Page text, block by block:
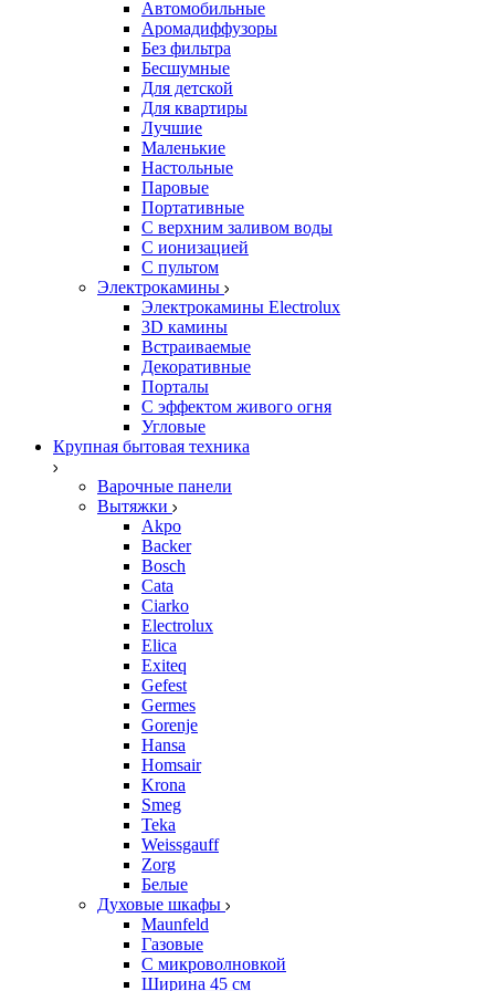
Автомобильные
Аромадиффузоры
Без фильтра
Бесшумные
Для детской
Для квартиры
Лучшие
Маленькие
Настольные
Паровые
Портативные
С верхним заливом воды
С ионизацией
С пультом
Электрокамины
Электрокамины Electrolux
3D камины
Встраиваемые
Декоративные
Порталы
С эффектом живого огня
Угловые
Крупная бытовая техника
Варочные панели
Вытяжки
Akpo
Backer
Bosch
Cata
Ciarko
Electrolux
Elica
Exiteq
Gefest
Germes
Gorenje
Hansa
Homsair
Krona
Smeg
Teka
Weissgauff
Zorg
Белые
Духовые шкафы
Maunfeld
Газовые
С микроволновкой
Ширина 45 см